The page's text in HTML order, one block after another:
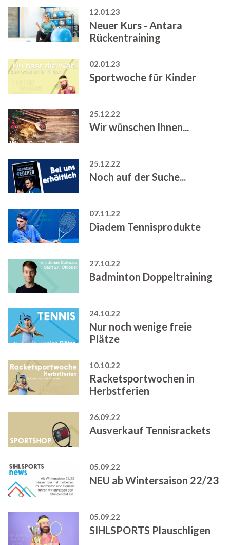
12.01.23
Neuer Kurs - Antara
Rückentraining
02.01.23
Sportwoche für Kinder
25.12.22
Wir wünschen Ihnen...
25.12.22
Noch auf der Suche...
07.11.22
Diadem Tennisprodukte
27.10.22
Badminton Doppeltraining
24.10.22
Nur noch wenige freie
Plätze
10.10.22
Racketsportwochen in
Herbstferien
26.09.22
Ausverkauf Tennisrackets
05.09.22
NEU ab Wintersaison 22/23
05.09.22
SIHLSPORTS Plauschligen